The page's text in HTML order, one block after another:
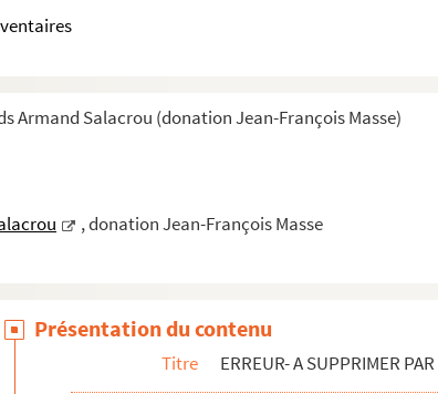
Armand Salacrou (donation Jean-François Masse)
, donation Jean-François Masse
sur le gros œuvre achevé de l'îlot S.30 flottera le drapeau...
maintenant. Le premier groupe d'immeubles construits dans
la mer des fondations sont creusées, des murs s'élèvent, des ...
des Sinistrés.
Aplemont reconstruit.
Présentation du contenu
Titre ERREUR- A SUPPRIMER